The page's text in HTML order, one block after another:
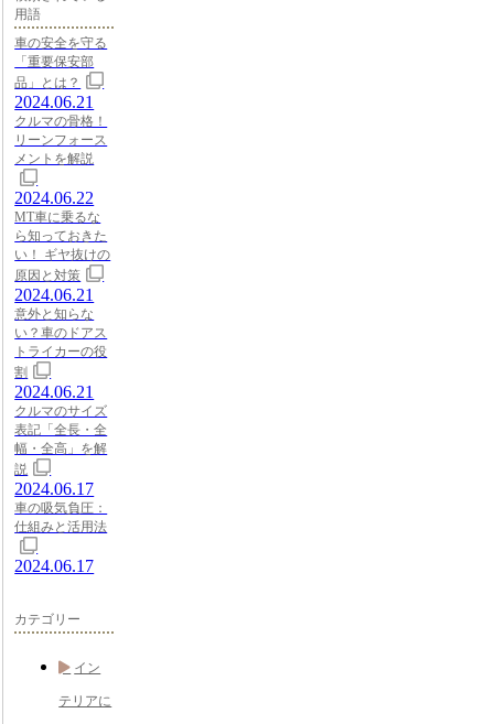
用語
車の安全を守る
「重要保安部
品」とは？
2024.06.21
クルマの骨格！
リーンフォース
メントを解説
2024.06.22
MT車に乗るな
ら知っておきた
い！ ギヤ抜けの
原因と対策
2024.06.21
意外と知らな
い？車のドアス
トライカーの役
割
2024.06.21
クルマのサイズ
表記「全長・全
幅・全高」を解
説
2024.06.17
車の吸気負圧：
仕組みと活用法
2024.06.17
カテゴリー
イン
テリアに